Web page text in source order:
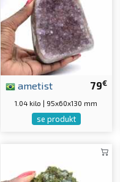
79€
ametist
1.04 kilo | 95x60x130 mm
se produkt